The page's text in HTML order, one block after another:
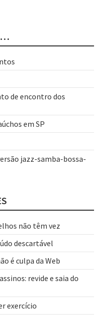
de encontro dos
em SP
jazz-samba-bossa-
não têm vez
descartável
é culpa da Web
revide e saia do
exercício